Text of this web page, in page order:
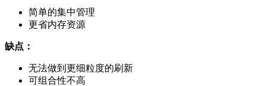
简单的集中管理
更省内存资源
缺点：
无法做到更细粒度的刷新
可组合性不高